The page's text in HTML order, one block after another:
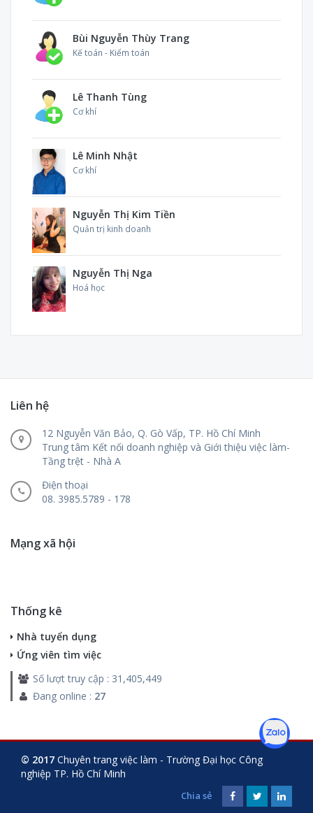
Bùi Nguyễn Thùy Trang
Kế toán - Kiểm toán
Lê Thanh Tùng
Cơ khí
Lê Minh Nhật
Cơ khí
Nguyễn Thị Kim Tiền
Quản trị kinh doanh
Nguyễn Thị Nga
Hoá học
Liên hệ
12 Nguyễn Văn Bảo, Q. Gò Vấp, TP. Hồ Chí Minh
Trung tâm Kết nối doanh nghiệp và Giới thiệu việc làm-
Tầng trệt - Nhà A
Điện thoại
08. 3985.5789 - 178
Mạng xã hội
Thống kê
Nhà tuyển dụng
Ứng viên tìm việc
Số lượt truy cập : 31,405,449
Đang online : 27
© 2017 Chuyên trang việc làm - Trường Đại học Công
nghiệp TP. Hồ Chí Minh
Chia sẻ